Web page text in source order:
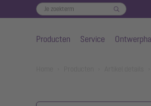
Producten Service